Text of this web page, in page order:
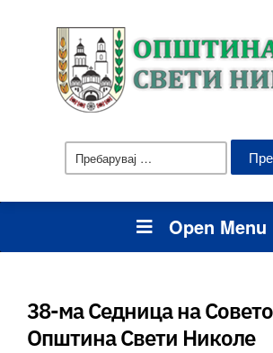
Пребарувај
за:
Open Menu
38-ма Седница на
Општина Свети Николе